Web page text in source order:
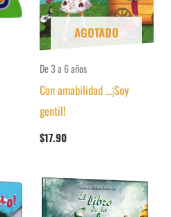
AGOTADO
De 3 a 6 años
Con amabilidad …¡Soy
gentil!
$17.90